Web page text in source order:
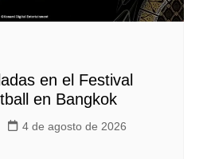
en el Festival
en Bangkok
4 de agosto de 2026